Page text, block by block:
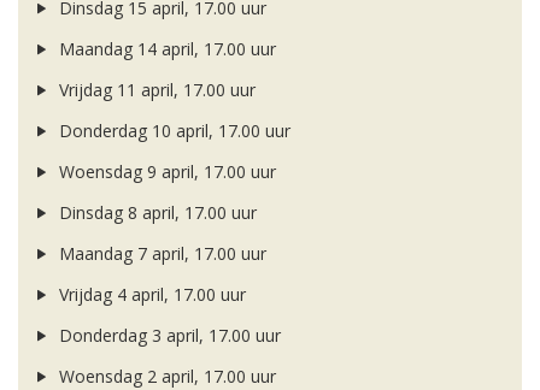
Dinsdag 15 april, 17.00 uur
Maandag 14 april, 17.00 uur
Vrijdag 11 april, 17.00 uur
Donderdag 10 april, 17.00 uur
Woensdag 9 april, 17.00 uur
Dinsdag 8 april, 17.00 uur
Maandag 7 april, 17.00 uur
Vrijdag 4 april, 17.00 uur
Donderdag 3 april, 17.00 uur
Woensdag 2 april, 17.00 uur